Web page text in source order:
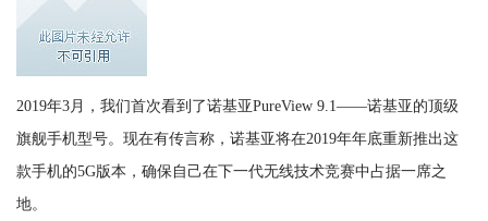
2019年3月，我们首次看到了诺基亚PureView 9.1——诺基亚的顶级
旗舰手机型号。现在有传言称，诺基亚将在2019年年底重新推出这
款手机的5G版本，确保自己在下一代无线技术竞赛中占据一席之
地。